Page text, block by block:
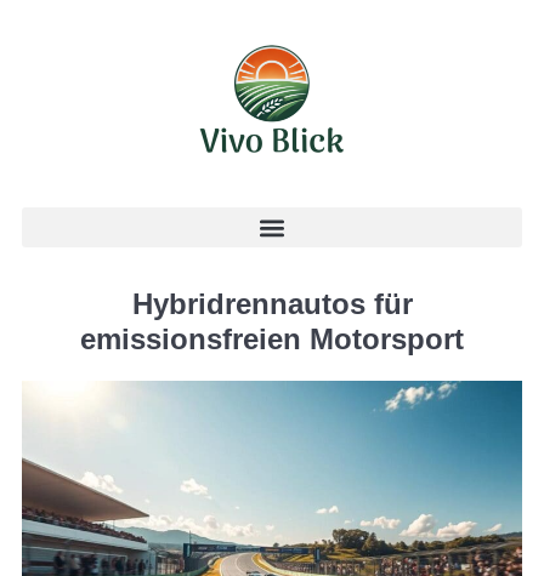
Hybridrennautos für
emissionsfreien Motorsport